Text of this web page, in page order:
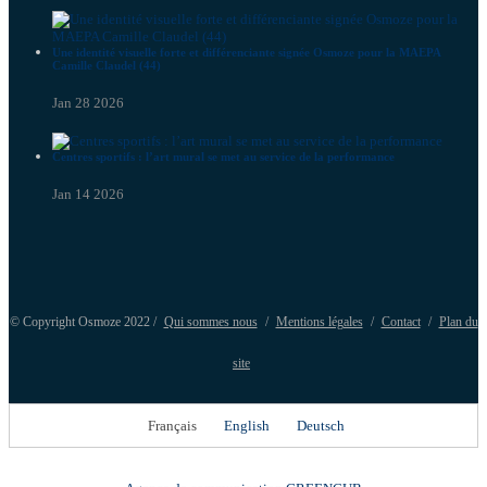
Une identité visuelle forte et différenciante signée Osmoze pour la MAEPA
Camille Claudel (44)
Jan 28 2026
Centres sportifs : l’art mural se met au service de la performance
Jan 14 2026
© Copyright Osmoze 2022 / Qui sommes nous / Mentions légales / Contact / Plan du
site
Français English Deutsch